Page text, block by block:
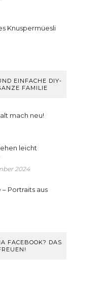
Knuspermüesli
EINFACHE DIY-
FAMILIE
mach neu!
leicht
2024
Portraits aus
FACEBOOK? DAS